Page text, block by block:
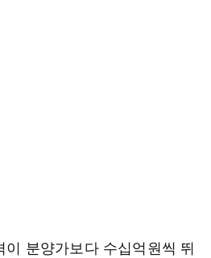
분양가보다 수십억원씩 뛰